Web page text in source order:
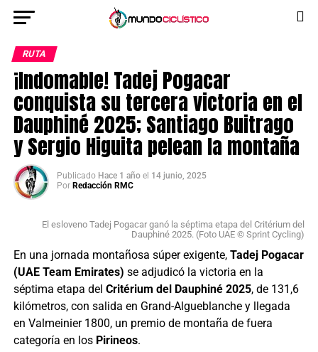
RUTA
¡Indomable! Tadej Pogacar
conquista su tercera victoria en el
Dauphiné 2025; Santiago Buitrago
y Sergio Higuita pelean la montaña
Publicado Hace 1 año el 14 junio, 2025
Por Redacción RMC
El esloveno Tadej Pogacar ganó la séptima etapa del Critérium del
Dauphiné 2025. (Foto UAE © Sprint Cycling)
En una jornada montañosa súper exigente, Tadej Pogacar
(UAE Team Emirates) se adjudicó la victoria en la
séptima etapa del Critérium del Dauphiné 2025, de 131,6
kilómetros, con salida en Grand-Algueblanche y llegada
en Valmeinier 1800, un premio de montaña de fuera
categoría en los Pirineos.